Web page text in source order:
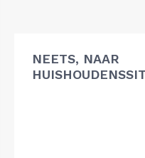
NEETS, NAAR